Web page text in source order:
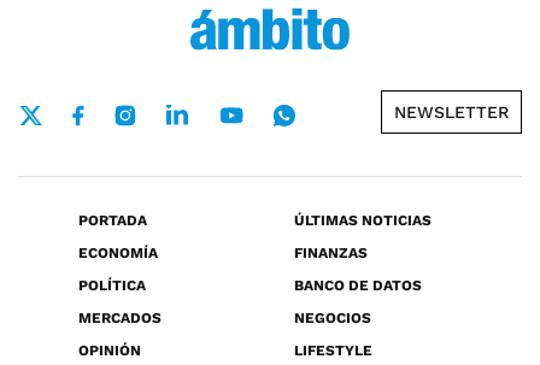
NEWSLETTER
PORTADA
ÚLTIMAS NOTICIAS
ECONOMÍA
FINANZAS
POLÍTICA
BANCO DE DATOS
MERCADOS
NEGOCIOS
OPINIÓN
LIFESTYLE